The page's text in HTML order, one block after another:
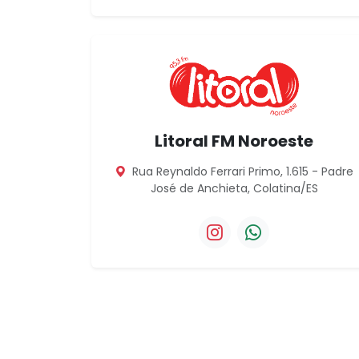
Litoral FM Noroeste
Rua Reynaldo Ferrari Primo, 1.615 - Padre
José de Anchieta, Colatina/ES
Instagram da Litoral
WhatsApp da